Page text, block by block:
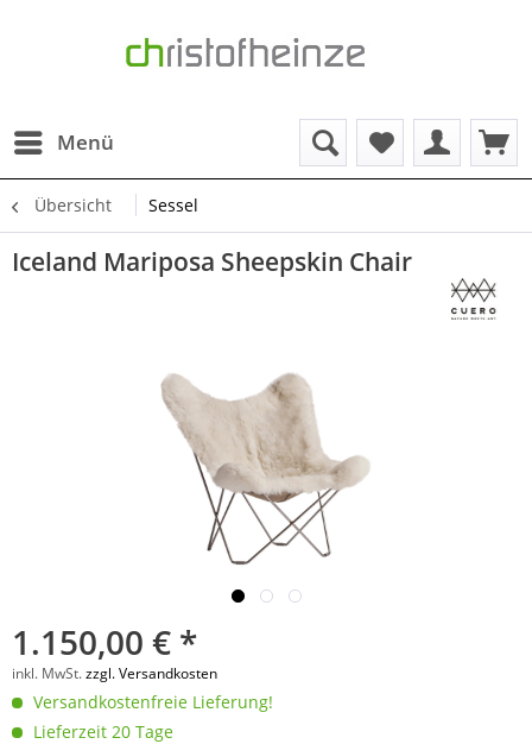
Menü
Übersicht Sessel
Iceland Mariposa Sheepskin Chair
1.150,00 € *
inkl. MwSt.zzgl. Versandkosten
Versandkostenfreie Lieferung!
Lieferzeit 20 Tage